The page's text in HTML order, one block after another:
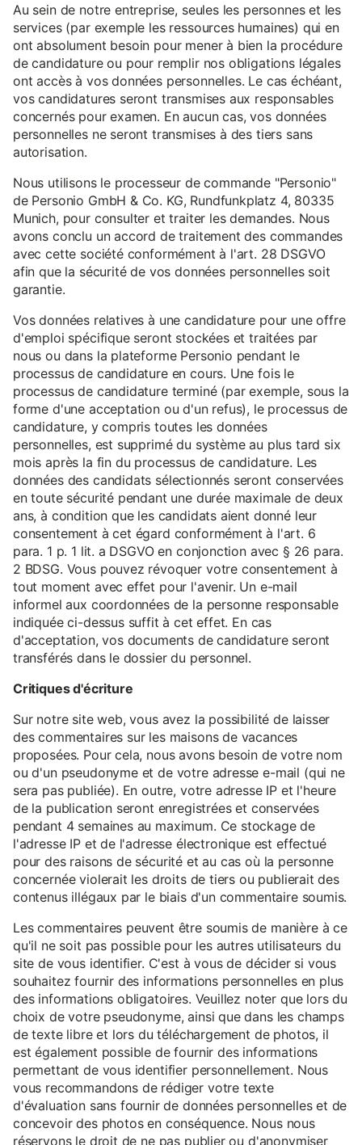
Au sein de notre entreprise, seules les personnes et les
services (par exemple les ressources humaines) qui en
ont absolument besoin pour mener à bien la procédure
de candidature ou pour remplir nos obligations légales
ont accès à vos données personnelles. Le cas échéant,
vos candidatures seront transmises aux responsables
concernés pour examen. En aucun cas, vos données
personnelles ne seront transmises à des tiers sans
autorisation.
Nous utilisons le processeur de commande "Personio"
de Personio GmbH & Co. KG, Rundfunkplatz 4, 80335
Munich, pour consulter et traiter les demandes. Nous
avons conclu un accord de traitement des commandes
avec cette société conformément à l'art. 28 DSGVO
afin que la sécurité de vos données personnelles soit
garantie.
Vos données relatives à une candidature pour une offre
d'emploi spécifique seront stockées et traitées par
nous ou dans la plateforme Personio pendant le
processus de candidature en cours. Une fois le
processus de candidature terminé (par exemple, sous la
forme d'une acceptation ou d'un refus), le processus de
candidature, y compris toutes les données
personnelles, est supprimé du système au plus tard six
mois après la fin du processus de candidature. Les
données des candidats sélectionnés seront conservées
en toute sécurité pendant une durée maximale de deux
ans, à condition que les candidats aient donné leur
consentement à cet égard conformément à l'art. 6
para. 1 p. 1 lit. a DSGVO en conjonction avec § 26 para.
2 BDSG. Vous pouvez révoquer votre consentement à
tout moment avec effet pour l'avenir. Un e-mail
informel aux coordonnées de la personne responsable
indiquée ci-dessus suffit à cet effet. En cas
d'acceptation, vos documents de candidature seront
transférés dans le dossier du personnel.
Critiques d'écriture
Sur notre site web, vous avez la possibilité de laisser
des commentaires sur les maisons de vacances
proposées. Pour cela, nous avons besoin de votre nom
ou d'un pseudonyme et de votre adresse e-mail (qui ne
sera pas publiée). En outre, votre adresse IP et l'heure
de la publication seront enregistrées et conservées
pendant 4 semaines au maximum. Ce stockage de
l'adresse IP et de l'adresse électronique est effectué
pour des raisons de sécurité et au cas où la personne
concernée violerait les droits de tiers ou publierait des
contenus illégaux par le biais d'un commentaire soumis.
Les commentaires peuvent être soumis de manière à ce
qu'il ne soit pas possible pour les autres utilisateurs du
site de vous identifier. C'est à vous de décider si vous
souhaitez fournir des informations personnelles en plus
des informations obligatoires. Veuillez noter que lors du
choix de votre pseudonyme, ainsi que dans les champs
de texte libre et lors du téléchargement de photos, il
est également possible de fournir des informations
permettant de vous identifier personnellement. Nous
vous recommandons de rédiger votre texte
d'évaluation sans fournir de données personnelles et de
concevoir des photos en conséquence. Nous nous
réservons le droit de ne pas publier ou d'anonymiser